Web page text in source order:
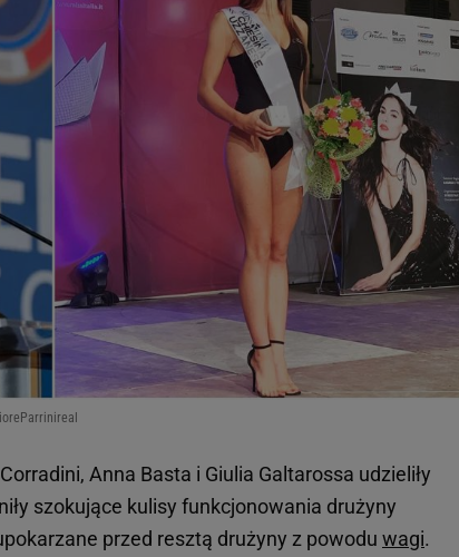
Anna Basta i Giulia Galtarossa udzieliły
szokujące kulisy funkcjonowania drużyny
przed resztą drużyny z powodu wagi.